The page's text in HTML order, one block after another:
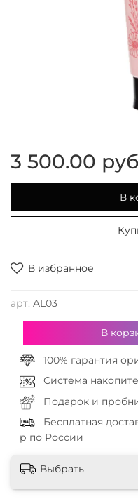
В избранное
арт. AL03
3 500.00
В
В
100% гарантия
Система
Подарок и
Бесплатная
р по России
Выбрать